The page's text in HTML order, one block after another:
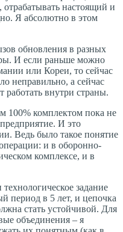
настоящий и
Я абсолютно в этом
обновления в разных
И если раньше можно
или Кореи, то сейчас
неправильно, а сейчас
работать внутри страны.
100% комплектом пока не
И это
Ведь было такое понятие
и в оборонно-
комплексе, и в
задание
период в 5 лет, и цепочка
стать устойчивой. Для
объединения – я